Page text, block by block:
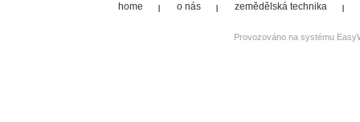
home o nás zemědělská technika
Provozováno na systému